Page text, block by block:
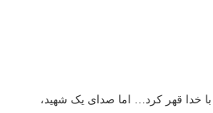
خدا قهر کرد… اما صدای یک شهید،